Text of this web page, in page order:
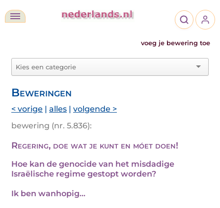
voeg je bewering toe
Beweringen
< vorige | alles | volgende >
bewering (nr. 5.836):
Regering, doe wat je kunt en móet doen!
Hoe kan de genocide van het misdadige
Israëlische regime gestopt worden?
Ik ben wanhopig...